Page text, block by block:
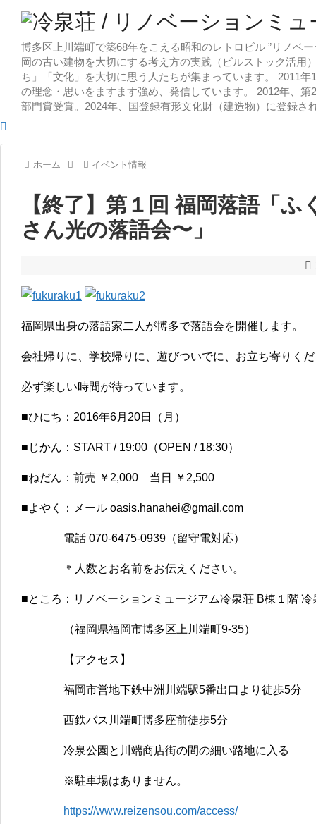
博多区上川端町で築68年をこえる昭和のレトロビル ”リノベ
岡の古い建物を大切にする考え方の実践（ビルストック活用
ち」「文化」を大切に思う人たちが集まっています。 2011
の理念・思いをますます強め、発信しています。 2012年、
部門賞受賞。2024年、国登録有形文化財（建造物）に登録さ
ホーム イベント情報
【終了】第１回 福岡落語「
さん光の落語会〜」
福岡県出身の落語家二人が博多で落語会を開催します。
会社帰りに、学校帰りに、遊びついでに、お立ち寄りく
必ず楽しい時間が待っています。
■ひにち：2016年6月20日（月）
■じかん：START / 19:00（OPEN / 18:30）
■ねだん：前売 ￥2,000 当日 ￥2,500
■よやく：メール oasis.hanahei@gmail.com
電話 070-6475-0939（留守電対応）
＊人数とお名前をお伝えください。
■ところ：リノベーションミュージアム冷泉荘 B棟１階
（福岡県福岡市博多区上川端町9-35）
【アクセス】
福岡市営地下鉄中洲川端駅5番出口より徒歩5分
西鉄バス川端町博多座前徒歩5分
冷泉公園と川端商店街の間の細い路地に入る
※駐車場はありません。
https://www.reizensou.com/access/